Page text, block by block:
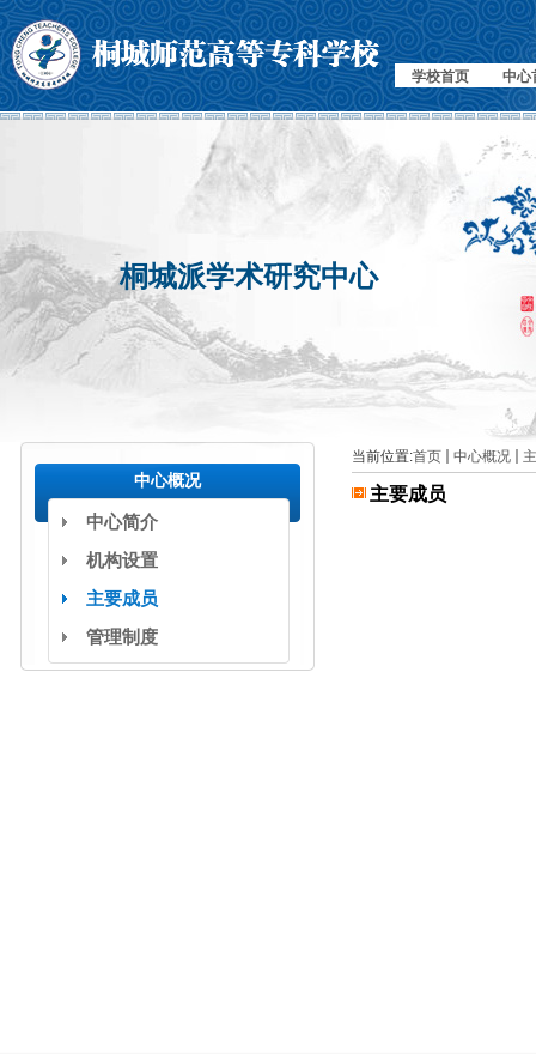
学校首页 中心
桐城派学术研究中心
中心概况
中心简介
机构设置
主要成员
管理制度
当前位置:首页 中心概况
主要成员